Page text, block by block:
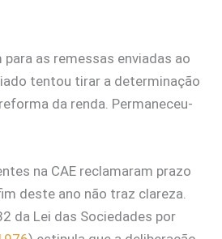
as remessas enviadas ao
tentou tirar a determinação
da renda. Permaneceu-
na CAE reclamaram prazo
deste ano não traz clareza.
da Lei das Sociedades por